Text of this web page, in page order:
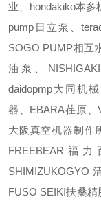
业、hondakiko本
pump日立泵、
SOGO PUMP相互
油泵、
daidopmp大同机
器、EBARA荏原、
大阪真空机器制作
FREEBEAR福
SHIMIZUKOGYO
FUSO SEIKI扶桑